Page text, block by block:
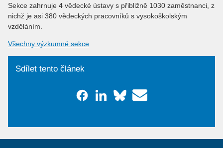
Sekce zahrnuje 4 vědecké ústavy s přibližně 1030 zaměstnanci, z
nichž je asi 380 vědeckých pracovníků s vysokoškolským
vzděláním.
Všechny výzkumné sekce
Sdílet tento článek